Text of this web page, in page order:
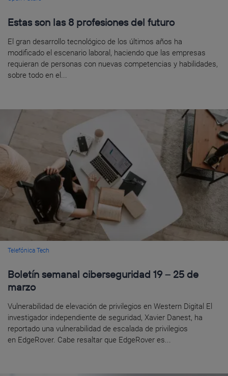
Estas son las 8 profesiones del futuro
El gran desarrollo tecnológico de los últimos años ha
modificado el escenario laboral, haciendo que las empresas
requieran de personas con nuevas competencias y habilidades,
sobre todo en el...
Telefónica Tech
Boletín semanal ciberseguridad 19 – 25 de
marzo
Vulnerabilidad de elevación de privilegios en Western Digital El
investigador independiente de seguridad, Xavier Danest, ha
reportado una vulnerabilidad de escalada de privilegios
en EdgeRover. Cabe resaltar que EdgeRover es...